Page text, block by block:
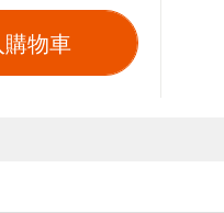
物車